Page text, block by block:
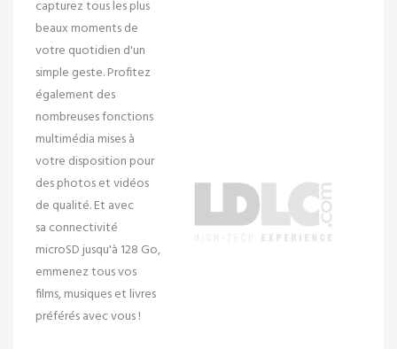
capturez tous les plus
beaux moments de
votre quotidien d'un
simple geste. Profitez
également des
nombreuses fonctions
multimédia mises à
votre disposition pour
des photos et vidéos
de qualité. Et avec
sa connectivité
microSDjusqu'à 128 Go,
emmenez tous vos
films, musiques et livres
préférés avec vous !